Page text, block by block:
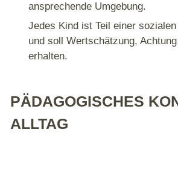
ansprechende Umgebung.
Jedes Kind ist Teil einer
und soll Wertschätzung,
erhalten.
PÄDAGOGISCHES
ALLTAG